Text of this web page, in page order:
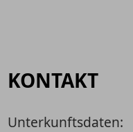
KONTAKT
Unterkunftsdaten: